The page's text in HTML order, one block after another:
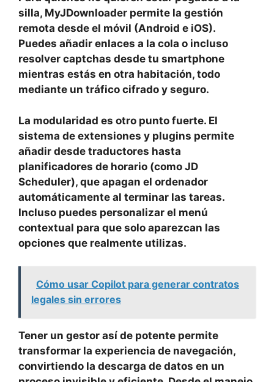
silla, MyJDownloader permite la gestión
remota desde el móvil (Android e iOS).
Puedes añadir enlaces a la cola o incluso
resolver captchas desde tu smartphone
mientras estás en otra habitación, todo
mediante un tráfico cifrado y seguro.
La modularidad es otro punto fuerte. El
sistema de extensiones y plugins permite
añadir desde traductores hasta
planificadores de horario (como JD
Scheduler), que apagan el ordenador
automáticamente al terminar las tareas.
Incluso puedes personalizar el menú
contextual para que solo aparezcan las
opciones que realmente utilizas.
Cómo usar Copilot para generar contratos
legales sin errores
Tener un gestor así de potente permite
transformar la experiencia de navegación,
convirtiendo la descarga de datos en un